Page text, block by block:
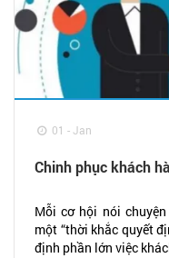
01 - Jan
Chinh phục khách
Mỗi cơ hội nói
một “thời khắc quyết
định phần lớn việc